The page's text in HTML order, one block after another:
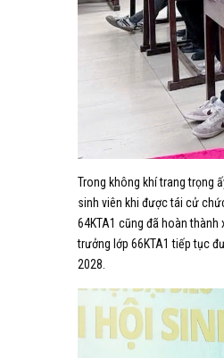
Trong không khí trang trọng
sinh viên khi được tái cử
64KTA1 cũng đã hoàn thành
trưởng lớp 66KTA1 tiếp tục
2028.